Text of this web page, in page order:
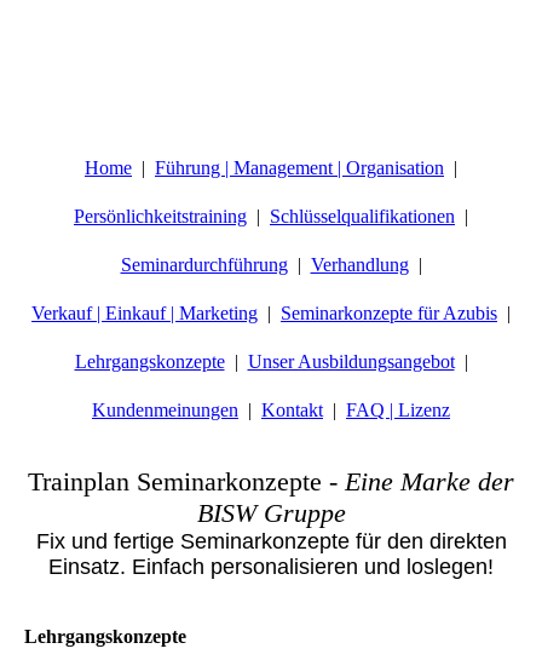
Home Führung | Management | Organisation
Persönlichkeitstraining Schlüsselqualifikationen
Seminardurchführung Verhandlung
Verkauf | Einkauf | Marketing Seminarkonzepte für Azubis
Lehrgangskonzepte Unser Ausbildungsangebot
Kundenmeinungen Kontakt FAQ | Lizenz
Trainplan Seminarkonzepte - Eine Marke der
BISW Gruppe
Fix und fertige Seminarkonzepte für den direkten
Einsatz. Einfach personalisieren und loslegen!
Lehrgangskonzepte